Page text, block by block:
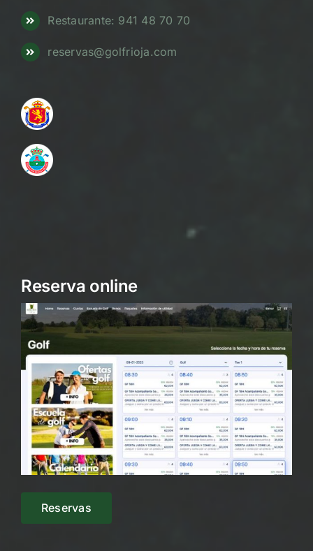
Restaurante: 941 48 70 70
reservas@golfrioja.com
Reserva online
Reservas